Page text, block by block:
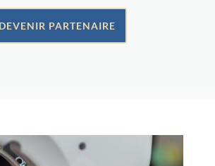
DEVENIR PARTENAIRE